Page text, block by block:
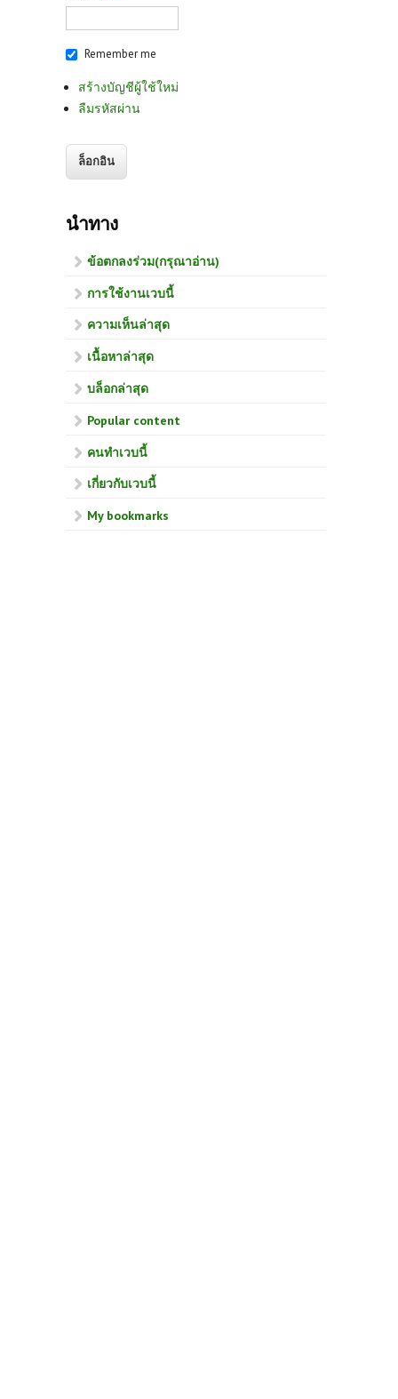
Remember me
สร้างบัญชีผู้ใช้ใหม่
ลืมรหัสผ่าน
นำทาง
ข้อตกลงร่วม(กรุณาอ่าน)
การใช้งานเวบนี้
ความเห็นล่าสุด
เนื้อหาล่าสุด
บล็อกล่าสุด
Popular content
คนทำเวบนี้
เกี่ยวกับเวบนี้
My bookmarks